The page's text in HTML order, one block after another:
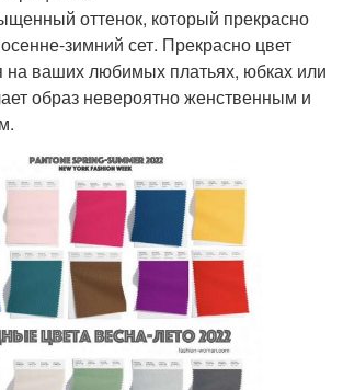
оттенок, который прекрасно
зимний сет. Прекрасно цвет
на ваших любимых платьях, юбках или
образ невероятно женственным и